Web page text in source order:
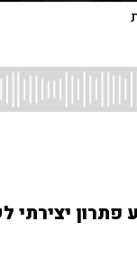
פתרון יצירתי